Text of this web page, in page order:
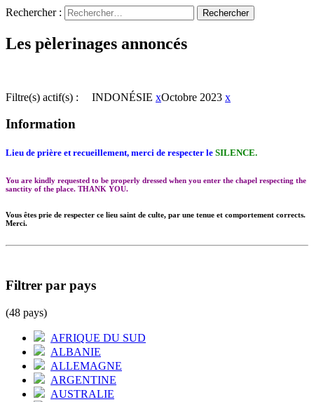
Rechercher :
Les pèlerinages annoncés
Filtre(s) actif(s) : INDONÉSIE xOctobre 2023 x
Information
Lieu de prière et recueillement, merci de respecter le SILENCE.
You are kindly requested to be properly dressed when you enter the chapel respecting the
sanctity of the place. THANK YOU.
Vous êtes prie de respecter ce lieu saint de culte, par une tenue et comportement corrects.
Merci.
Filtrer par pays
(48 pays)
AFRIQUE DU SUD
ALBANIE
ALLEMAGNE
ARGENTINE
AUSTRALIE